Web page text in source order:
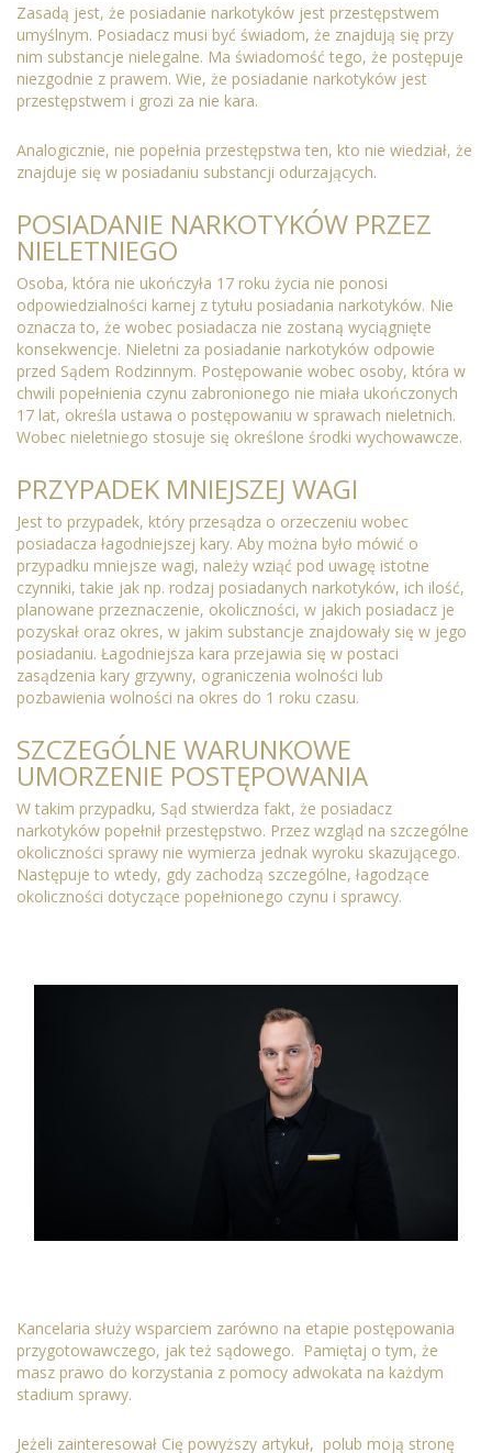
Zasadą jest, że posiadanie narkotyków jest przestępstwem
umyślnym. Posiadacz musi być świadom, że znajdują się przy
nim substancje nielegalne. Ma świadomość tego, że postępuje
niezgodnie z prawem. Wie, że posiadanie narkotyków jest
przestępstwem i grozi za nie kara.
Analogicznie, nie popełnia przestępstwa ten, kto nie wiedział, że
znajduje się w posiadaniu substancji odurzających.
POSIADANIE NARKOTYKÓW PRZEZ
NIELETNIEGO
Osoba, która nie ukończyła 17 roku życia nie ponosi
odpowiedzialności karnej z tytułu posiadania narkotyków. Nie
oznacza to, że wobec posiadacza nie zostaną wyciągnięte
konsekwencje. Nieletni za posiadanie narkotyków odpowie
przed Sądem Rodzinnym. Postępowanie wobec osoby, która w
chwili popełnienia czynu zabronionego nie miała ukończonych
17 lat, określa ustawa o postępowaniu w sprawach nieletnich.
Wobec nieletniego stosuje się określone środki wychowawcze.
PRZYPADEK MNIEJSZEJ WAGI
Jest to przypadek, który przesądza o orzeczeniu wobec
posiadacza łagodniejszej kary. Aby można było mówić o
przypadku mniejsze wagi, należy wziąć pod uwagę istotne
czynniki, takie jak np. rodzaj posiadanych narkotyków, ich ilość,
planowane przeznaczenie, okoliczności, w jakich posiadacz je
pozyskał oraz okres, w jakim substancje znajdowały się w jego
posiadaniu. Łagodniejsza kara przejawia się w postaci
zasądzenia kary grzywny, ograniczenia wolności lub
pozbawienia wolności na okres do 1 roku czasu.
SZCZEGÓLNE WARUNKOWE
UMORZENIE POSTĘPOWANIA
W takim przypadku, Sąd stwierdza fakt, że posiadacz
narkotyków popełnił przestępstwo. Przez wzgląd na szczególne
okoliczności sprawy nie wymierza jednak wyroku skazującego.
Następuje to wtedy, gdy zachodzą szczególne, łagodzące
okoliczności dotyczące popełnionego czynu i sprawcy.
Kancelaria służy wsparciem zarówno na etapie postępowania
przygotowawczego, jak też sądowego. Pamiętaj o tym, że
masz prawo do korzystania z pomocy adwokata na każdym
stadium sprawy.
Jeżeli zainteresował Cię powyższy artykuł, polub moją stronę